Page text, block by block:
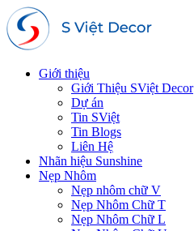
Giới thiệu
Giới Thiệu SViệt Decor
Dự án
Tin SViệt
Tin Blogs
Liên Hệ
Nhãn hiệu Sunshine
Nẹp Nhôm
Nẹp nhôm chữ V
Nẹp Nhôm Chữ T
Nẹp Nhôm Chữ L